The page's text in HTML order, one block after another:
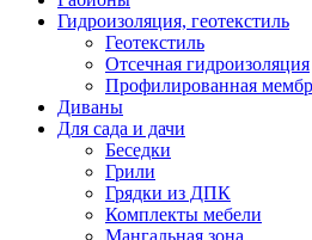
Гидроизоляция, геотекстиль
Геотекстиль
Отсечная гидроизоляция
Профилированная
Диваны
Для сада и дачи
Беседки
Грили
Грядки из ДПК
Комплекты мебели